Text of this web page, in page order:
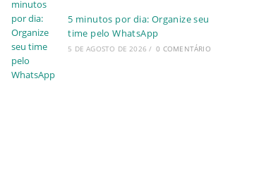
5 minutos por dia: Organize seu
time pelo WhatsApp
5 DE AGOSTO DE 2026 / 0 COMENTÁRIO